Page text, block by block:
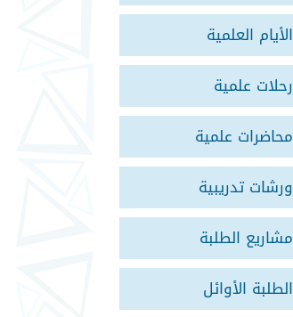
الأيام العلمية
رحلات علمية
محاضرات علمية
ورشات تدريبية
مشاريع الطلبة
الطلبة الأوائل